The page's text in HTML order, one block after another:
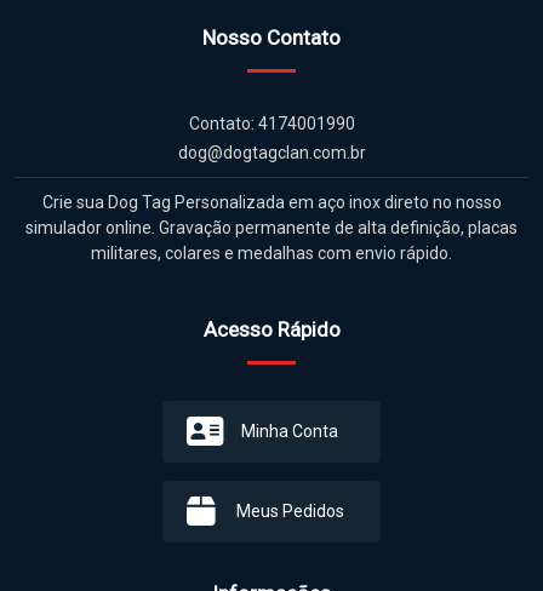
Nosso Contato
Contato: 4174001990
dog@dogtagclan.com.br
Crie sua Dog Tag Personalizada em aço inox direto no nosso
simulador online. Gravação permanente de alta definição, placas
militares, colares e medalhas com envio rápido.
Acesso Rápido
Minha Conta
Meus Pedidos